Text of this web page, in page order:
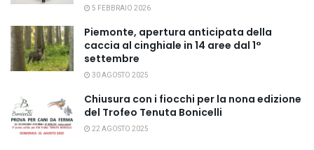
5 FEBBRAIO 2026
Piemonte, apertura anticipata della
caccia al cinghiale in 14 aree dal 1°
settembre
30 AGOSTO 2025
Chiusura con i fiocchi per la nona edizione
del Trofeo Tenuta Bonicelli
22 AGOSTO 2025